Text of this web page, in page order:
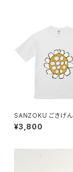
SANZOKU ごきげん
エットT★（ホワイト）
¥3,800